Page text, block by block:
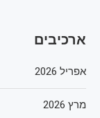
ארכיבים
אפריל 2026
מרץ 2026